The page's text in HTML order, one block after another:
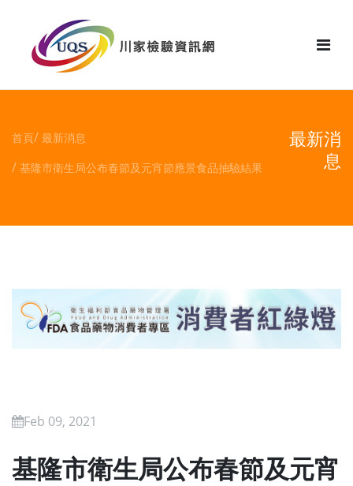
首頁 最新消息
基隆市衛生局公布春節及元宵節應景食品抽驗結果
最新消
息
Feb 09, 2021
基隆市衛生局公布春節及元宵